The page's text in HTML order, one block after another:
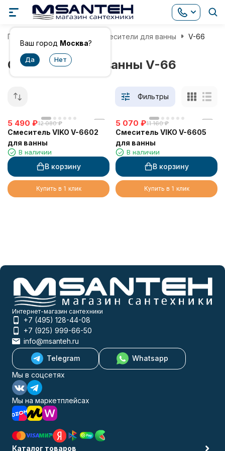
Ваш город Москва?
Главная Смесители для ванны V-66
Смесители для ванны V-66
Фильтры
5 490 ₽12 080 ₽
Смеситель VIKO V-6602
для ванны
В наличии
В корзину
Купить в 1 клик
5 070 ₽11 160 ₽
Смеситель VIKO V-6605
для ванны
В наличии
В корзину
Купить в 1 клик
Интернет-магазин сантехники
+7 (495) 128-44-08
+7 (925) 999-66-50
info@msanteh.ru
Telegram
Whatsapp
Мы в соцсетях
Мы на маркетплейсах
Каталог товаров